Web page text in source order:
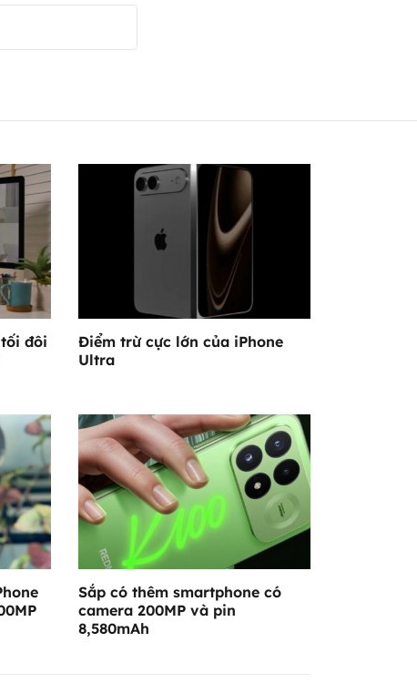
đôi
Điểm trừ cực lớn của iPhone
Ultra
Sắp có thêm smartphone có
camera 200MP và pin
8,580mAh